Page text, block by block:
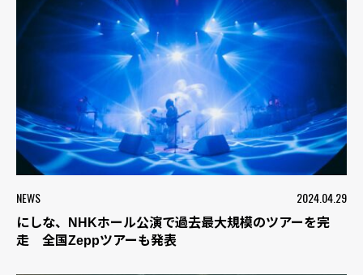
NEWS 2024.04.29
にしな、NHKホール公演で過去最大規模のツアーを完
走 全国Zeppツアーも発表